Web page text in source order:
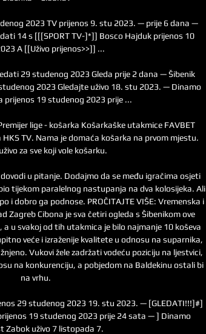
2023 TV prijenos 9. stu 2023. — prije 6 dana —
14 s [[[SPORT TV-]*]] Bosco Hajduk prijenos 10
A [[Uživo prijenos>>]] ...
29 studenog 2023 Gleda prije 2 dana — Šibenik
2023 Gledajte uživo 18. stu 2023. — Dinamo
prijenos 19 studenog 2023 prije ...
lige - košarka Košarkaške utakmice FAVBET
TV. Nama je domaća košarka na prvom mjestu.
za sve koji vole košarku.
u pitanje. Dodajmo da se među igračima osjeti
tijekom paralelnog nastupanja na dva kolosijeka. Ali
i dobro ga podnose. PROČITAJTE VIŠE: Vremenska i
Zagreb Cibona je sva četiri ogleda s Šibenikom ove
a u svakoj od tih utakmica je bilo najmanje 10 koševa
veće i izraženije kvalitete u odnosu na suparnika,
Vukovi žele zadržati vodeću poziciju na ljestvici,
na konkurenciju, a pobjedom na Baldekinu ostali bi
na vrhu.
29 studenog 2023 19. stu 2023. — [GLEDATI!!!]#]
19 studenog 2023 prije 24 sata — ] Dinamo
Zabok uživo 7 listopada 7.